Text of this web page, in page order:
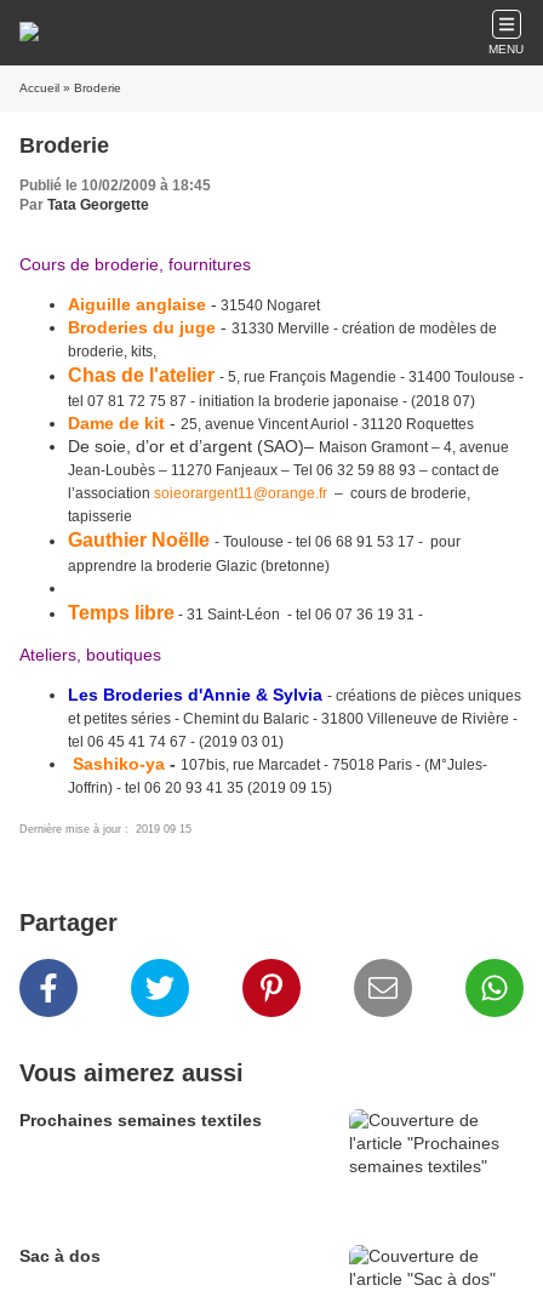
MENU
Accueil » Broderie
Broderie
Publié le 10/02/2009 à 18:45
Par Tata Georgette
Cours de broderie, fournitures
Aiguille anglaise - 31540 Nogaret
Broderies du juge - 31330 Merville - création de modèles de
broderie, kits,
Chas de l'atelier - 5, rue François Magendie - 31400 Toulouse -
tel 07 81 72 75 87 - initiation la broderie japonaise - (2018 07)
Dame de kit - 25, avenue Vincent Auriol - 31120 Roquettes
De soie, d’or et d’argent (SAO)– Maison Gramont – 4, avenue
Jean-Loubès – 11270 Fanjeaux – Tel 06 32 59 88 93 – contact de
l’association soieorargent11@orange.fr – cours de broderie,
tapisserie
Gauthier Noëlle - Toulouse - tel 06 68 91 53 17 - pour
apprendre la broderie Glazic (bretonne)
Temps libre - 31 Saint-Léon - tel 06 07 36 19 31 -
Ateliers, boutiques
Les Broderies d'Annie & Sylvia - créations de pièces uniques
et petites séries - Chemint du Balaric - 31800 Villeneuve de Rivière -
tel 06 45 41 74 67 - (2019 03 01)
Sashiko-ya - 107bis, rue Marcadet - 75018 Paris - (M°Jules-
Joffrin) - tel 06 20 93 41 35 (2019 09 15)
Dernière mise à jour : 2019 09 15
Partager
Vous aimerez aussi
Prochaines semaines textiles
Sac à dos